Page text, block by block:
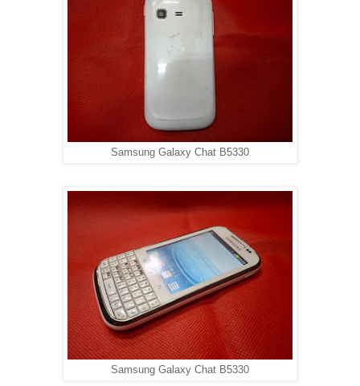
Samsung Galaxy Chat B5330
Samsung Galaxy Chat B5330